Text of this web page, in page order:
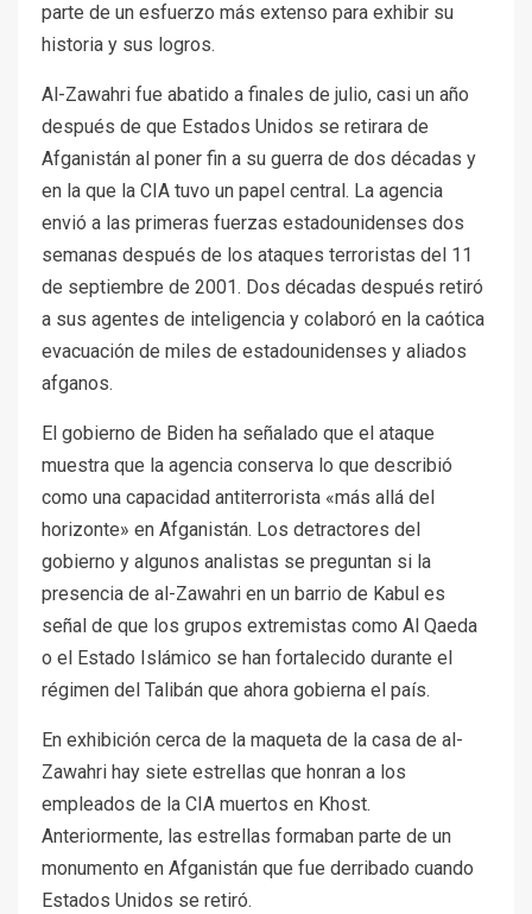
parte de un esfuerzo más extenso para exhibir su
historia y sus logros.
Al-Zawahri fue abatido a finales de julio, casi un año
después de que Estados Unidos se retirara de
Afganistán al poner fin a su guerra de dos décadas y
en la que la CIA tuvo un papel central. La agencia
envió a las primeras fuerzas estadounidenses dos
semanas después de los ataques terroristas del 11
de septiembre de 2001. Dos décadas después retiró
a sus agentes de inteligencia y colaboró en la caótica
evacuación de miles de estadounidenses y aliados
afganos.
El gobierno de Biden ha señalado que el ataque
muestra que la agencia conserva lo que describió
como una capacidad antiterrorista «más allá del
horizonte» en Afganistán. Los detractores del
gobierno y algunos analistas se preguntan si la
presencia de al-Zawahri en un barrio de Kabul es
señal de que los grupos extremistas como Al Qaeda
o el Estado Islámico se han fortalecido durante el
régimen del Talibán que ahora gobierna el país.
En exhibición cerca de la maqueta de la casa de al-
Zawahri hay siete estrellas que honran a los
empleados de la CIA muertos en Khost.
Anteriormente, las estrellas formaban parte de un
monumento en Afganistán que fue derribado cuando
Estados Unidos se retiró.